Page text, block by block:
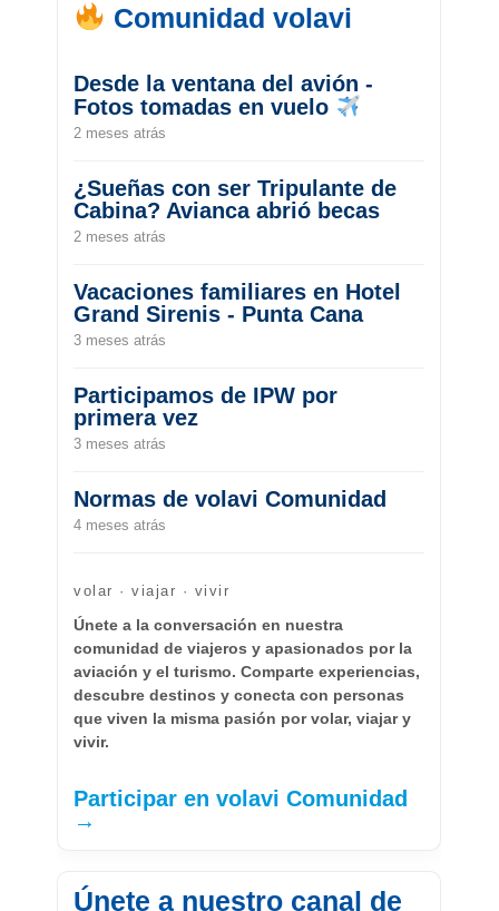
Comunidad volavi
Desde la ventana del avión -
Fotos tomadas en vuelo
2 meses atrás
¿Sueñas con ser Tripulante de
Cabina? Avianca abrió becas
2 meses atrás
Vacaciones familiares en Hotel
Grand Sirenis - Punta Cana
3 meses atrás
Participamos de IPW por
primera vez
3 meses atrás
Normas de volavi Comunidad
4 meses atrás
volar · viajar · vivir
Únete a la conversación en nuestra
comunidad de viajeros y apasionados por la
aviación y el turismo. Comparte experiencias,
descubre destinos y conecta con personas
que viven la misma pasión por volar, viajar y
vivir.
Participar en volavi Comunidad
→
Únete a nuestro canal de